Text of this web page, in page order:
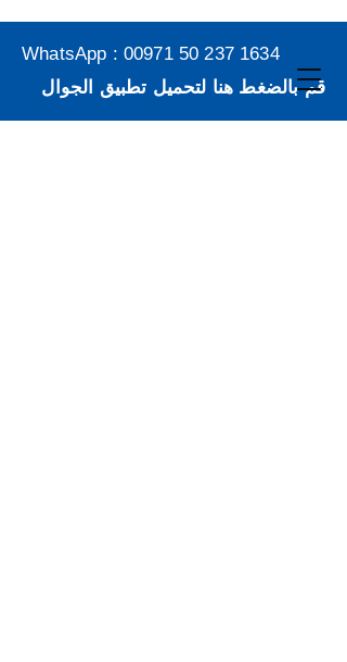
WhatsApp : 00971 50 237 1634
قم بالضغط هنا لتحميل تطبيق الجوال